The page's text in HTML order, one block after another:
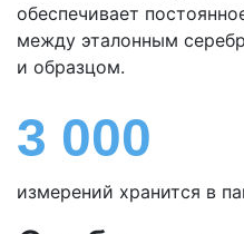
обеспечивает
между эталонным
и образцом.
3 000
измерений хранится в